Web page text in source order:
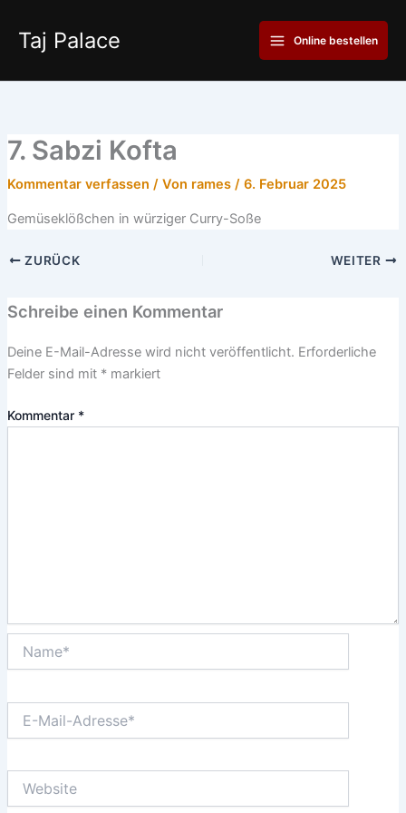
Inhalt
springen
Taj Palace
Main
Menu
Online bestellen
7. Sabzi Kofta
Kommentar verfassen / Von rames / 6. Februar 2025
Gemüseklößchen in würziger Curry-Soße
ZURÜCK WEITER
Schreibe einen Kommentar
Deine E-Mail-Adresse wird nicht veröffentlicht. Erforderliche
Felder sind mit *markiert
Kommentar *
Mail-